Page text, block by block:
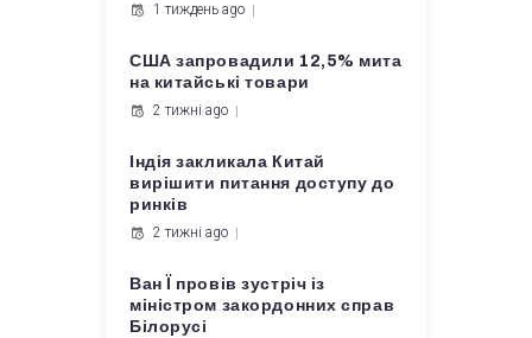
1 тиждень ago
США запровадили 12,5% мита
на китайські товари
2 тижні ago
Індія закликала Китай
вирішити питання доступу до
ринків
2 тижні ago
Ван Ї провів зустріч із
міністром закордонних справ
Білорусі